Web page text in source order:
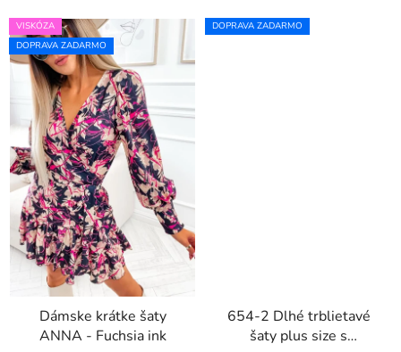
VISKÓZA
DOPRAVA ZADARMO
Dámske krátke šaty
ANNA - Fuchsia ink
DOPRAVA ZADARMO
654-2 Dlhé trblietavé
šaty plus size s